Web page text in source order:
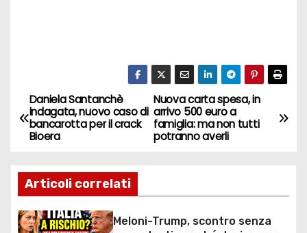
N
a
i
g
Nuova carta spesa, in
arrivo 500 euro a
famiglia: ma non tutti
potranno averli
Daniela Santanchè
indagata, nuovo caso di
bancarotta per il crack
Bioera
Articoli correlati
Meloni-Trump, scontro senza